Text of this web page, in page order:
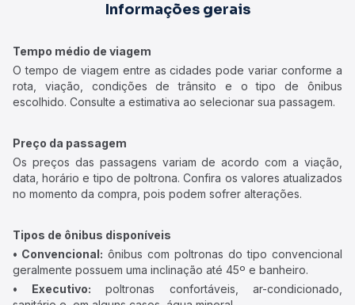
Informações gerais
Tempo médio de viagem
O tempo de viagem entre as cidades pode variar conforme a
rota, viação, condições de trânsito e o tipo de ônibus
escolhido. Consulte a estimativa ao selecionar sua passagem.
Preço da passagem
Os preços das passagens variam de acordo com a viação,
data, horário e tipo de poltrona. Confira os valores atualizados
no momento da compra, pois podem sofrer alterações.
Tipos de ônibus disponíveis
• Convencional: ônibus com poltronas do tipo convencional
geralmente possuem uma inclinação até 45º e banheiro.
• Executivo: poltronas confortáveis, ar-condicionado,